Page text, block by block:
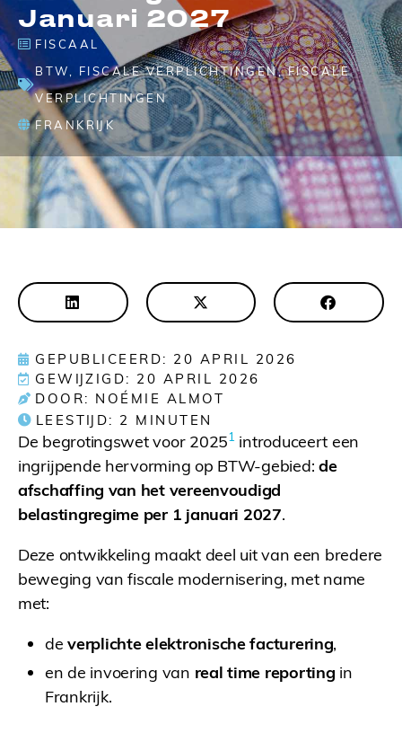
Januari 2027
FISCAAL
BTW
FISCALE VERPLICHTINGEN,FISCALE
VERPLICHTINGEN
FRANKRIJK
GEPUBLICEERD: 20 APRIL 2026
GEWIJZIGD: 20 APRIL 2026
DOOR: NOÉMIE ALMOT
LEESTIJD: 2 MINUTEN
De begrotingswet voor 20251 introduceert een
ingrijpende hervorming op BTW-gebied:de
afschaffing van het vereenvoudigd
belastingregime per 1 januari 2027.
Deze ontwikkeling maakt deel uit van een bredere
beweging van fiscale modernisering, met name
met:
deverplichte elektronische facturering,
en de invoering van real time reporting in
Frankrijk.